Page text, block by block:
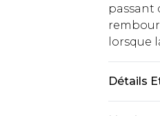
passant
lorsque
Détails